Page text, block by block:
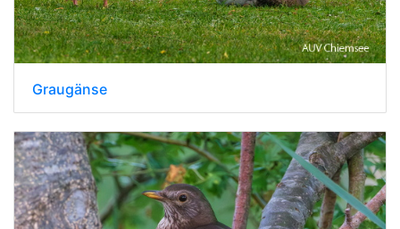
Graugänse